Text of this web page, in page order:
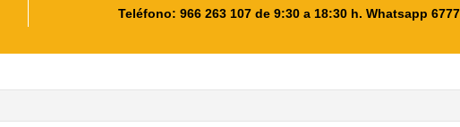
Teléfono: 966 263 107 de 9:30 a 18:30 h. Whatsapp